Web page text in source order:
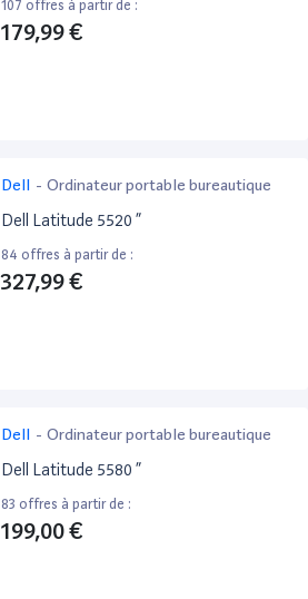
107 offres à partir de :
179,99 €
Dell - Ordinateur portable bureautique
Dell Latitude 5520 ”
84 offres à partir de :
327,99 €
Dell - Ordinateur portable bureautique
Dell Latitude 5580 ”
83 offres à partir de :
199,00 €